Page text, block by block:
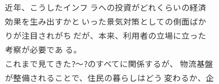
近年、こうしたインフ ラへの投資がどれくらいの経済
効果を生み出すかと いった景気対策としての側面ばか
りが注目されがち だが、本来、利用者の立場に立った
考察が必要であ る。
これまで見てきた?〜?のすべてに関係するが、 物流基盤
が整備されることで、住民の暮らしはどう 変わるか、企